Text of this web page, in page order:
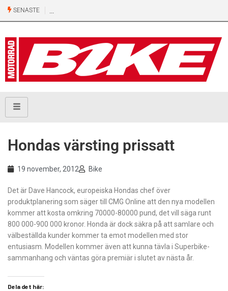
SENASTE
Hondas värsting prissatt
19 november, 2012 Bike
Det är Dave Hancock, europeiska Hondas chef över
produktplanering som säger till CMG Online att den nya modellen
kommer att kosta omkring 70000-80000 pund, det vill säga runt
800 000-900 000 kronor. Honda är dock säkra på att samlare och
välbeställda kunder kommer ta emot modellen med stor
entusiasm. Modellen kommer även att kunna tävla i Superbike-
sammanhang och väntas göra premiär i slutet av nästa år.
Dela det här: